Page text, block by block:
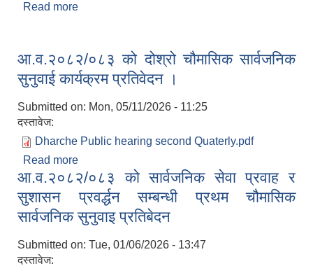
Read more
आ.व.२०८२/०८३ को दोश्रो चौमासिक सार्वजनिक
सुनुवाई कार्यक्रम प्रतिवेदन ।
Submitted on: Mon, 05/11/2026 - 11:25
दस्तावेज:
Dharche Public hearing second Quaterly.pdf
Read more
सुनुवाई कार्यक्रम प्रतिवेदन ।
आ.व.२०८२/०८३ को सार्वजनिक सेवा प्रवाह र
सुशासन प्रवर्द्धन सम्बन्धी प्रथम चौमासिक
सार्वजनिक सुनुवाइ प्रतिबेदन
Submitted on: Tue, 01/06/2026 - 13:47
दस्तावेज: